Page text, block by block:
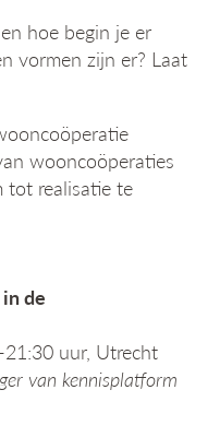
hoe begin je er
vormen zijn er? Laat
wooncoöperaties
tot realisatie te
de
uur, Utrecht
van kennisplatform